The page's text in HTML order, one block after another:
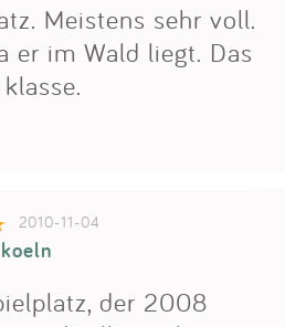
Meistens sehr voll.
er im Wald liegt. Das
2010-11-04
der 2008